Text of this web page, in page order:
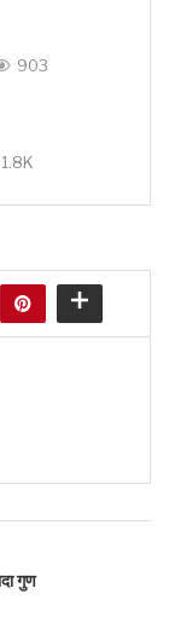
903
1.8K
गुण